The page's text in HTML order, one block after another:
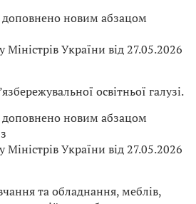
доповнено новим абзацом
України від 27.05.2026
освітньої галузі.
доповнено новим абзацом
України від 27.05.2026
та обладнання, меблів,